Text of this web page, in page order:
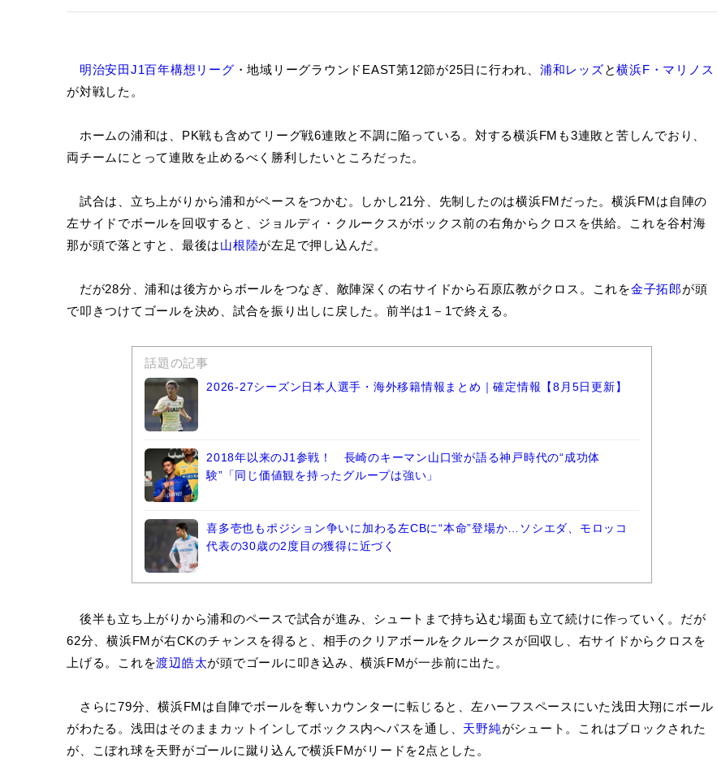
明治安田J1百年構想リーグ ・地域リーグラウンドEAST第12節が25日に行われ、 浦和レッズと横浜F・マリノス
が対戦した。
ホームの浦和は、PK戦も含めてリーグ戦6連敗と不調に陥っている。対する横浜FMも3連敗と苦しんでおり、
両チームにとって連敗を止めるべく勝利したいところだった。
試合は、立ち上がりから浦和がペースをつかむ。しかし21分、先制したのは横浜FMだった。横浜FMは自陣の
左サイドでボールを回収すると、ジョルディ・クルークスがボックス前の右角からクロスを供給。これを谷村海
那が頭で落とすと、最後は山根陸が左足で押し込んだ。
だが28分、浦和は後方からボールをつなぎ、敵陣深くの右サイドから石原広教がクロス。これを金子拓郎が頭
で叩きつけてゴールを決め、試合を振り出しに戻した。前半は1－1で終える。
話題の記事
2026-27シーズン日本人選手・海外移籍情報まとめ｜確定情報【8月5日更新】
2018年以来のJ1参戦！ 長崎のキーマン山口蛍が語る神戸時代の“成功体
験”「同じ価値観を持ったグループは強い」
喜多壱也もポジション争いに加わる左CBに“本命”登場か…ソシエダ、モロッコ
代表の30歳の2度目の獲得に近づく
後半も立ち上がりから浦和のペースで試合が進み、シュートまで持ち込む場面も立て続けに作っていく。だが
62分、横浜FMが右CKのチャンスを得ると、相手のクリアボールをクルークスが回収し、右サイドからクロスを
上げる。これを渡辺皓太が頭でゴールに叩き込み、横浜FMが一歩前に出た。
さらに79分、横浜FMは自陣でボールを奪いカウンターに転じると、左ハーフスペースにいた浅田大翔にボール
がわたる。浅田はそのままカットインしてボックス内へパスを通し、 天野純がシュート。これはブロックされた
が、こぼれ球を天野がゴールに蹴り込んで横浜FMがリードを2点とした。